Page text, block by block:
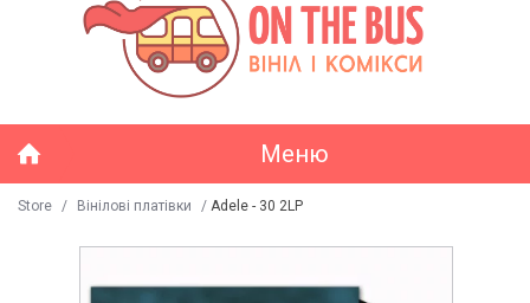
Меню
Store / Вінілові платівки / Adele - 30 2LP